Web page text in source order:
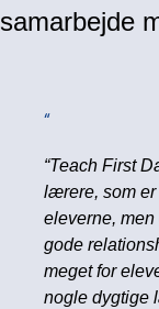
samarbejde
“Teach First
lærere, som
eleverne,
gode
meget for
nogle dygtige